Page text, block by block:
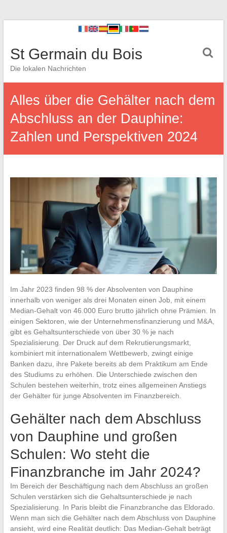
St Germain du Bois
Die lokalen Nachrichten
Alles über die Gehälter nach dem
Abschluss an der Dauphine:
Zahlen und Perspektiven 2024
Im Jahr 2023 finden 98 % der Absolventen von Dauphine
innerhalb von weniger als drei Monaten einen Job, mit einem
Median-Gehalt von 46.000 Euro brutto jährlich ohne Prämien. In
einigen Sektoren, wie der Unternehmensfinanzierung und M&A,
gibt es Gehaltsunterschiede von über 30 % je nach
Spezialisierung. Der Druck auf dem Rekrutierungsmarkt,
kombiniert mit internationalem Wettbewerb, zwingt einige
Banken dazu, ihre Pakete bereits ab dem Praktikum am Ende
des Studiums zu erhöhen. Die Unterschiede zwischen den
Schulen bestehen weiterhin, trotz eines allgemeinen Anstiegs
der Gehälter für junge Absolventen im Finanzbereich.
Gehälter nach dem Abschluss
von Dauphine und großen
Schulen: Wo steht die
Finanzbranche im Jahr 2024?
Im Bereich der Beschäftigung nach dem Abschluss an großen
Schulen verstärken sich die Gehaltsunterschiede je nach
Spezialisierung. In Paris bleibt die Finanzbranche das Eldorado.
Wenn man sich die Gehälter nach dem Abschluss von Dauphine
ansieht, wird eine Realität deutlich: Das Median-Gehalt beträgt